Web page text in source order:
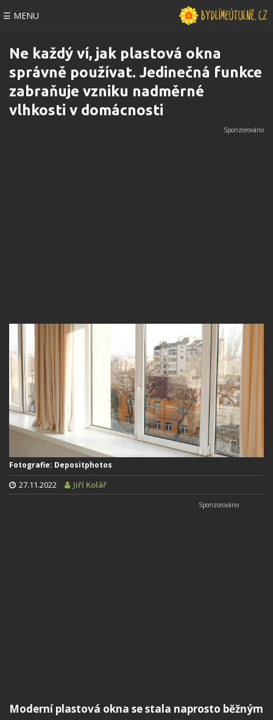
☰ MENU
Ne každý ví, jak plastová okna
správně používat. Jedinečná funkce
zabraňuje vzniku nadměrné
vlhkosti v domácnosti
Fotografie: Depositphotos
27.11.2022 Jiří Kolář
Moderní plastová okna se stala naprosto běžným